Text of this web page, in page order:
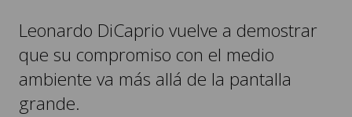
Leonardo DiCaprio vuelve a demostrar
que su compromiso con el medio
ambiente va más allá de la pantalla
grande.